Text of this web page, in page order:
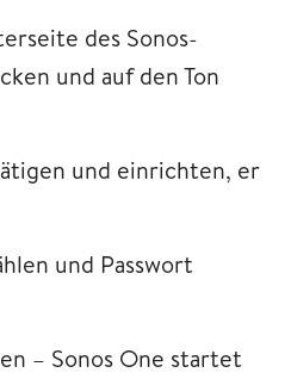
des Sonos-
und auf den Ton
und einrichten, er
und Passwort
– Sonos One startet